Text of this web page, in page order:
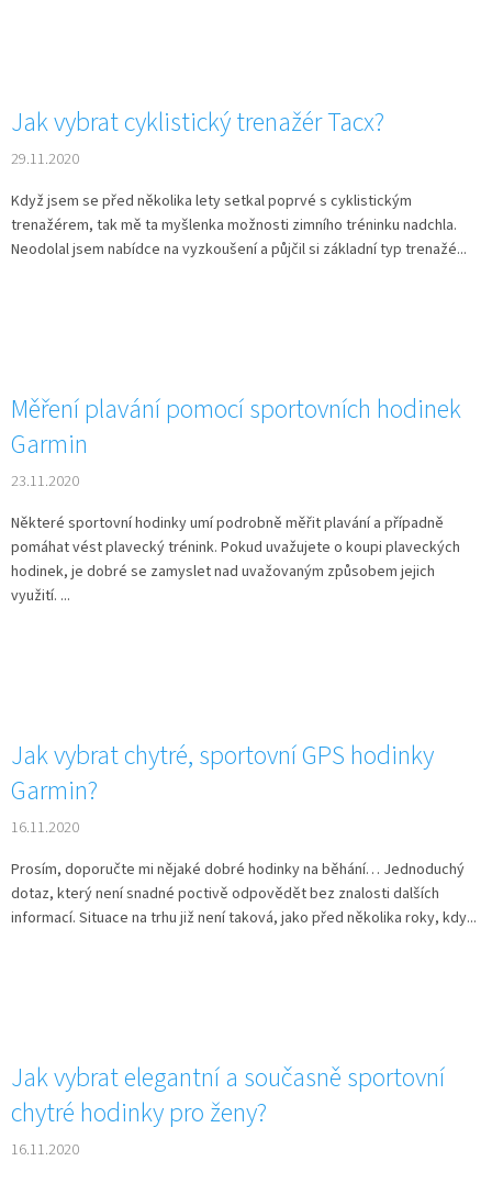
Jak vybrat cyklistický trenažér Tacx?
29.11.2020
Když jsem se před několika lety setkal poprvé s cyklistickým
trenažérem, tak mě ta myšlenka možnosti zimního tréninku nadchla.
Neodolal jsem nabídce na vyzkoušení a půjčil si základní typ trenažé...
Měření plavání pomocí sportovních hodinek
Garmin
23.11.2020
Některé sportovní hodinky umí podrobně měřit plavání a případně
pomáhat vést plavecký trénink. Pokud uvažujete o koupi plaveckých
hodinek, je dobré se zamyslet nad uvažovaným způsobem jejich
využití. ...
Jak vybrat chytré, sportovní GPS hodinky
Garmin?
16.11.2020
Prosím, doporučte mi nějaké dobré hodinky na běhání… Jednoduchý
dotaz, který není snadné poctivě odpovědět bez znalosti dalších
informací. Situace na trhu již není taková, jako před několika roky, kdy...
Jak vybrat elegantní a současně sportovní
chytré hodinky pro ženy?
16.11.2020
Powered by chaterimo